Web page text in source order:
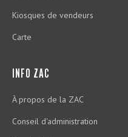
Kiosques de vendeurs
Carte
INFO ZAC
À propos de la ZAC
Conseil d'administration